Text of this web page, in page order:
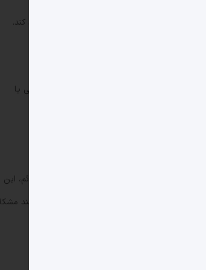
افکار منفی دارند که می‌تواند افسردگی را تشدید کند.
پاییزی هستند. همچنین افرادی که سابقه خانوادگی افسردگی یا
دارد. متخصصان با پرسش‌های خاص و بررسی علائم، این
دیگر که علائمی مشابه ایجاد می‌کنند (مانند